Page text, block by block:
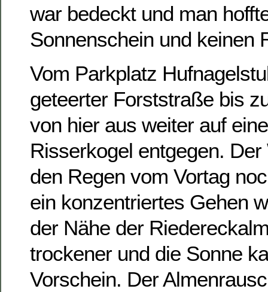
war bedeckt und man
Sonnenschein und keinen
Vom Parkplatz
geteerter Forststraße bis
von hier aus weiter auf
Risserkogel entgegen.
den Regen vom Vortag
ein konzentriertes Gehen
der Nähe der
trockener und die Sonne
Vorschein. Der